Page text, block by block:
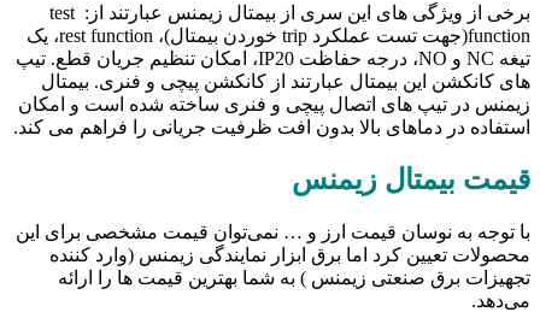
برخی از ویژگی های این سری از بیمتال زیمنس عبارتند از: test
function(جهت تست عملکرد trip خوردن بیمتال)، rest function، یک
تیغه NC و NO، درجه حفاظت IP20، امکان تنظیم جریان قطع. تیپ
کانکشن این بیمتال عبارتند از کانکشن پیچی و فنری. بیمتال
در تیپ های اتصال پیچی و فنری ساخته شده است و امکان
در دماهای بالا بدون افت ظرفیت جریانی را فراهم می کند.
بیمتال زیمنس
توجه به نوسان قیمت ارز و … نمی‌توان قیمت مشخصی برای این
تعیین کرد اما برق ابزار نمایندگی زیمنس (وارد کننده
برق صنعتی زیمنس ) به شما بهترین قیمت ها را ارائه